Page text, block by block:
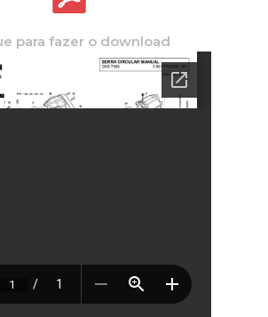
para fazer o download